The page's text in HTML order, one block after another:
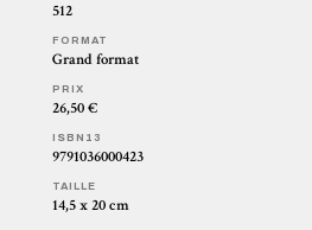
512
FORMAT
Grand format
PRIX
26,50 €
ISBN13
9791036000423
TAILLE
14,5 x 20 cm